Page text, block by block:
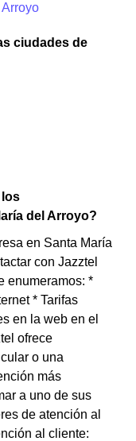
ciudades de
los
del Arroyo?
en Santa María
con Jazztel
enumeramos: *
* Tarifas
en la web en el
ofrece
o una
más
a uno de sus
de atención al
al cliente: